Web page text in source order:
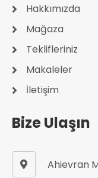
Hakkımızda
Mağaza
Teklifleriniz
Makaleler
İletişim
Bize Ulaşın
Ahievran